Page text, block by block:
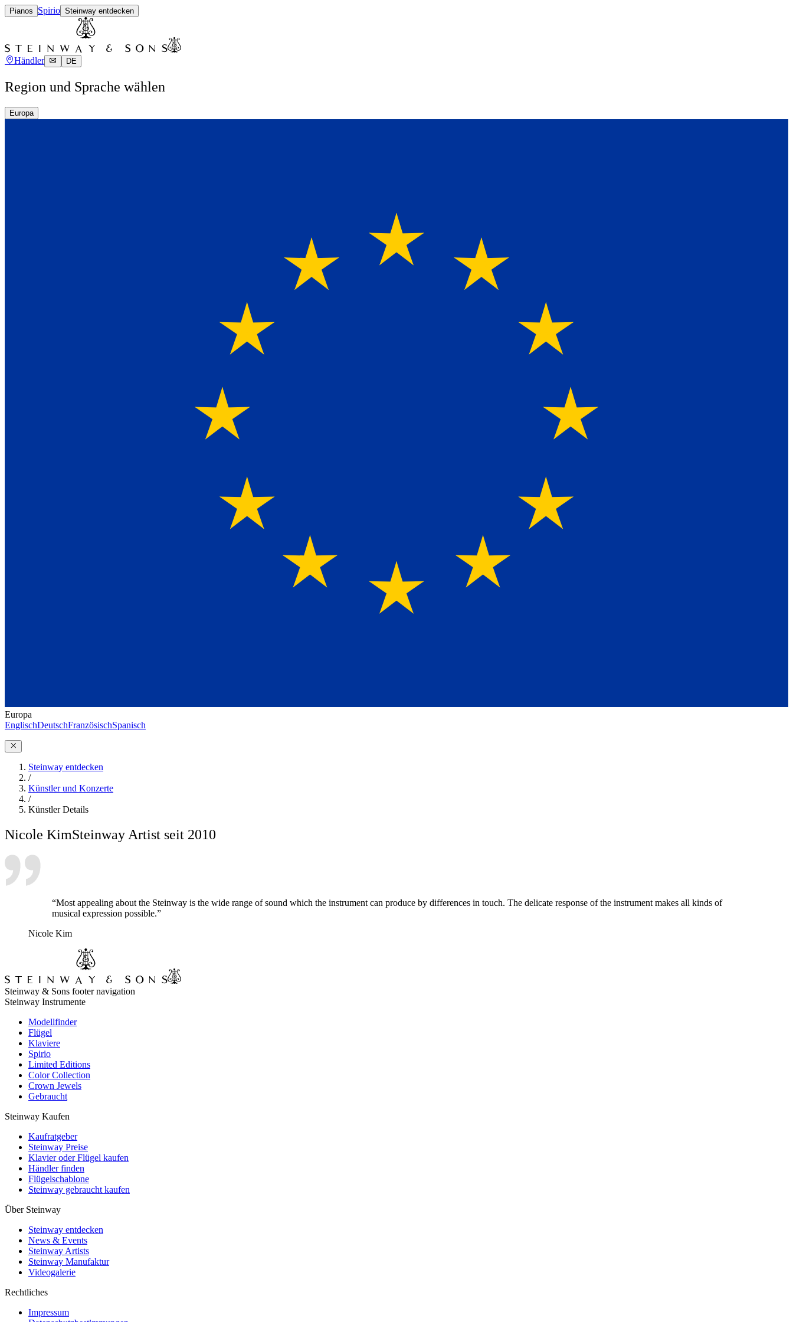
Pianos Spirio Steinway entdecken
Händler DE
Region und Sprache wählen
Europa
Europa
EnglischDeutschFranzösischSpanisch
Steinway entdecken
/
Künstler und Konzerte
/
Künstler Details
Nicole KimSteinway Artist seit 2010
“Most appealing about the Steinway is the wide range of sound which the instrument can produce by differences in touch. The delicate response of the instrument makes all kinds of
musical expression possible.”
Nicole Kim
Steinway & Sons footer navigation
Steinway Instrumente
Modellfinder
Flügel
Klaviere
Spirio
Limited Editions
Color Collection
Crown Jewels
Gebraucht
Steinway Kaufen
Kaufratgeber
Steinway Preise
Klavier oder Flügel kaufen
Händler finden
Flügelschablone
Steinway gebraucht kaufen
Über Steinway
Steinway entdecken
News & Events
Steinway Artists
Steinway Manufaktur
Videogalerie
Rechtliches
Impressum